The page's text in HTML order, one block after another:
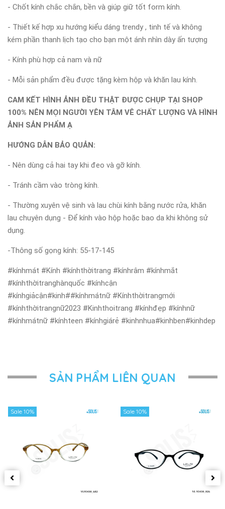
- Chốt kính chắc chắn, bền và giúp giữ tốt form kính.
- Thiết kế hợp xu hướng kiểu dáng trendy , tinh tế và không
kém phần thanh lịch tạo cho bạn một ánh nhìn dày ấn tượng
- Kính phù hợp cả nam và nữ
- Mỗi sản phẩm đều được tặng kèm hộp và khăn lau kính.
CAM KẾT HÌNH ẢNH ĐỀU THẬT ĐƯỢC CHỤP TẠI SHOP
100% NÊN MỌI NGƯỜI YÊN TÂM VÊ CHẤT LƯỢNG VÀ HÌNH
ẢNH SẢN PHẨM Ạ
HƯỚNG DẪN BẢO QUẢN:
- Nên dùng cả hai tay khi đeo và gỡ kính.
- Tránh cầm vào tròng kính.
- Thường xuyên vệ sinh và lau chùi kính bằng nước rửa, khăn
lau chuyên dụng - Để kính vào hộp hoặc bao da khi không sử
dụng.
-Thông số gọng kính: 55-17-145
#kínhmát #Kính #kínhthờitrang #kínhrâm #kínhmắt
#kínhthờitranghànquốc #kínhcận
#kínhgiảcận#kinh##kínhmátnữ #Kínhthờitrangmới
#kínhthờitrangnữ2023 #Kinhthoitrang #kínhđẹp #kínhnữ
#kínhmátnữ #kínhteen #kínhgiárẻ #kinhnhua#kinhben#kinhdep
SẢN PHẨM LIÊN QUAN
Sale 10% Sale 10%